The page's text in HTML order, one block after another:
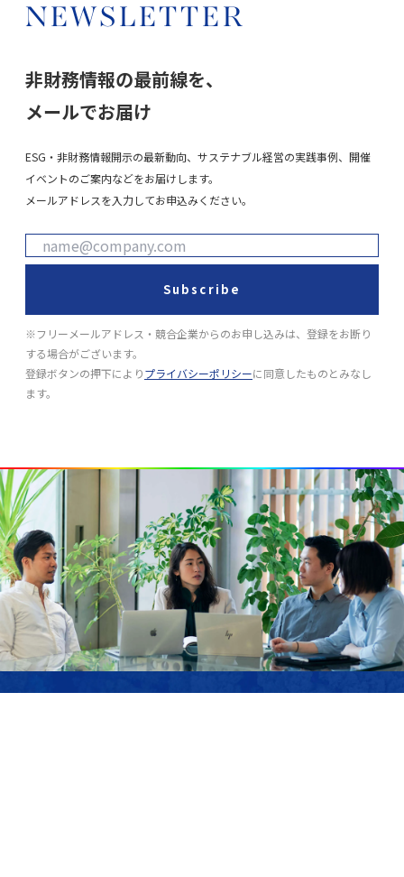
NEWSLETTER
非財務情報の最前線を、
メールでお届け
ESG・非財務情報開示の最新動向、サステナブル経営の実践事例、開催
イベントのご案内などをお届けします。
メールアドレスを入力してお申込みください。
Subscribe
※フリーメールアドレス・競合企業からのお申し込みは、登録をお断り
する場合がございます。
登録ボタンの押下によりプライバシーポリシーに同意したものとみなし
ます。